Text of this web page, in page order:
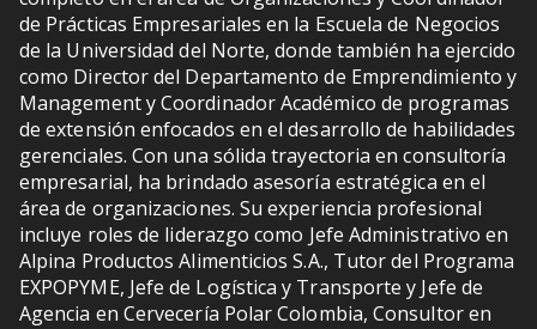
de Prácticas Empresariales en la Escuela de Negocios
de la Universidad del Norte, donde también ha ejercido
como Director del Departamento de Emprendimiento y
Management y Coordinador Académico de programas
de extensión enfocados en el desarrollo de habilidades
gerenciales. Con una sólida trayectoria en consultoría
empresarial, ha brindado asesoría estratégica en el
área de organizaciones. Su experiencia profesional
incluye roles de liderazgo como Jefe Administrativo en
Alpina Productos Alimenticios S.A., Tutor del Programa
EXPOPYME, Jefe de Logística y Transporte y Jefe de
Agencia en Cervecería Polar Colombia, Consultor en